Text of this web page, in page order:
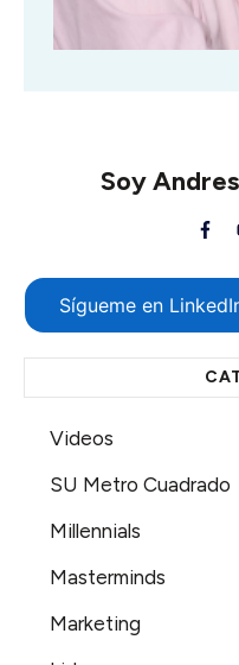
Soy
Sígueme en
Videos
SU Metro Cuadrado
Millennials
Masterminds
Marketing